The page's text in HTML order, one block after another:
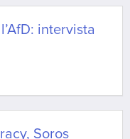
intervista
Soros